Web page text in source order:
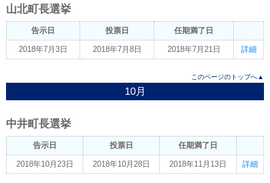
山北町長選挙
告示日 投票日 任期満了日
2018年7月3日 2018年7月8日 2018年7月21日 詳細
このページのトップへ▲
10月
中井町長選挙
告示日 投票日 任期満了日
2018年10月23日 2018年10月28日 2018年11月13日 詳細